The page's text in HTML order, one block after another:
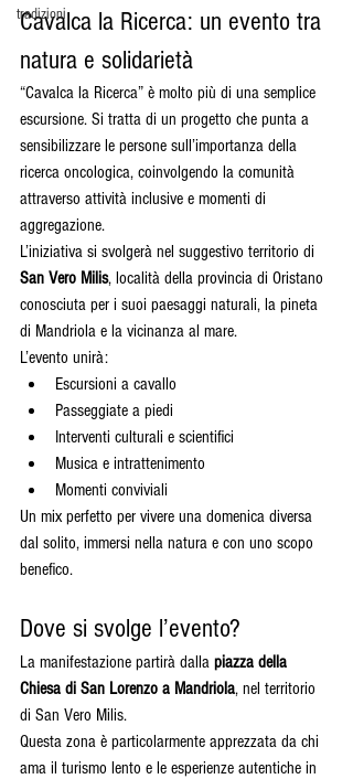
tradizioni
Cavalca la Ricerca: un evento tra
natura e solidarietà
“Cavalca la Ricerca” è molto più di una semplice
escursione. Si tratta di un progetto che punta a
sensibilizzare le persone sull’importanza della
ricerca oncologica, coinvolgendo la comunità
attraverso attività inclusive e momenti di
aggregazione.
L’iniziativa si svolgerà nel suggestivo territorio di
San Vero Milis, località della provincia di Oristano
conosciuta per i suoi paesaggi naturali, la pineta
di Mandriola e la vicinanza al mare.
L’evento unirà:
Escursioni a cavallo
Passeggiate a piedi
Interventi culturali e scientifici
Musica e intrattenimento
Momenti conviviali
Un mix perfetto per vivere una domenica diversa
dal solito, immersi nella natura e con uno scopo
benefico.
Dove si svolge l’evento?
La manifestazione partirà dalla piazza della
Chiesa di San Lorenzo a Mandriola, nel territorio
di San Vero Milis.
Questa zona è particolarmente apprezzata da chi
ama il turismo lento e le esperienze autentiche in